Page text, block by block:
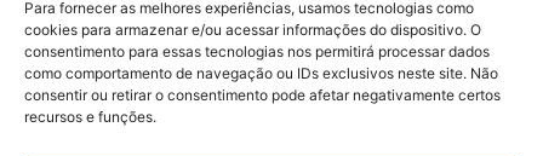
Para fornecer as melhores experiências, usamos tecnologias como
cookies para armazenar e/ou acessar informações do dispositivo. O
consentimento para essas tecnologias nos permitirá processar dados
como comportamento de navegação ou IDs exclusivos neste site. Não
consentir ou retirar o consentimento pode afetar negativamente certos
recursos e funções.
FIQUE POR
DENTRO